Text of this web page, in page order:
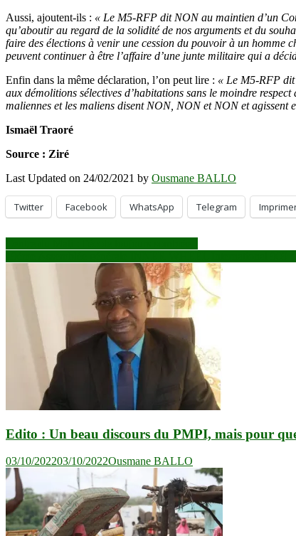
Aussi, ajoutent-ils : « Le M5-RFP dit NON au maintien d’un
qu’aboutir au regard de la solidité de nos arguments et du
faire des élections à venir une cession du pouvoir à un homme
peuvent continuer à être l’affaire d’une junte militaire qui a
Enfin dans la même déclaration, l’on peut lire : « Le M5-RFP dit
aux démolitions sélectives d’habitations sans le moindre
maliennes et les maliens disent NON, NON et NON et
Ismaël Traoré
Source : Ziré
Last Updated on 24/02/2021 by Ousmane BALLO
Twitter Facebook WhatsApp Telegram
Navigation
de
l’article
Edito : Un beau discours du PMPI, mais pour
03/10/202203/10/2022Ousmane BALLO